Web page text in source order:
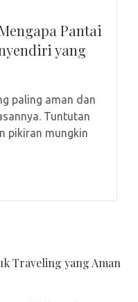
Pantai
yang
paling aman dan
Tuntutan
pikiran mungkin
Traveling yang Aman